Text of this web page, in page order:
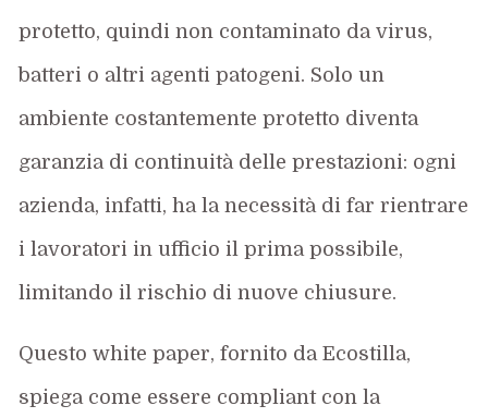
protetto, quindi non contaminato da virus,
batteri o altri agenti patogeni. Solo un
ambiente costantemente protetto diventa
garanzia di continuità delle prestazioni: ogni
azienda, infatti, ha la necessità di far rientrare
i lavoratori in ufficio il prima possibile,
limitando il rischio di nuove chiusure.
Questo white paper, fornito da Ecostilla,
spiega come essere compliant con la